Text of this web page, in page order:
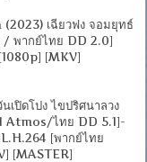
เฉียวฟง จอมยุทธ์
/ พากย์ไทย DD 2.0]
[MKV]
ปิดโปง ไขปริศนาลวง
Atmos/ไทย DD 5.1]-
[พากย์ไทย
[MASTER]